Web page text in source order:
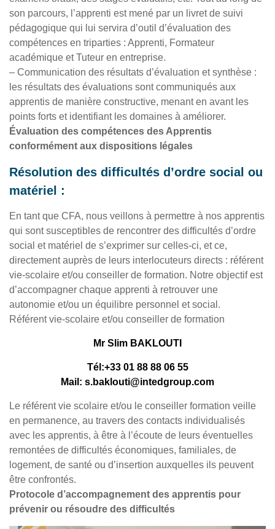
son parcours, l’apprenti est mené par un livret de suivi
pédagogique qui lui servira d’outil d’évaluation des
compétences en triparties : Apprenti, Formateur
académique et Tuteur en entreprise.
– Communication des résultats d’évaluation et synthèse :
les résultats des évaluations sont communiqués aux
apprentis de manière constructive, menant en avant les
points forts et identifiant les domaines à améliorer.
Évaluation des compétences des Apprentis
conformément aux dispositions légales
Résolution des difficultés d’ordre social ou
matériel :
En tant que CFA, nous veillons à permettre à nos apprentis
qui sont susceptibles de rencontrer des difficultés d’ordre
social et matériel de s’exprimer sur celles-ci, et ce,
directement auprès de leurs interlocuteurs directs : référent
vie-scolaire et/ou conseiller de formation. Notre objectif est
d’accompagner chaque apprenti à retrouver une
autonomie et/ou un équilibre personnel et social.
Référent vie-scolaire et/ou conseiller de formation
Mr Slim BAKLOUTI
Tél:+33 01 88 88 06 55
Mail: s.baklouti@intedgroup.com
Le référent vie scolaire et/ou le conseiller formation veille
en permanence, au travers des contacts individualisés
avec les apprentis, à être à l’écoute de leurs éventuelles
remontées de difficultés économiques, familiales, de
logement, de santé ou d’insertion auxquelles ils peuvent
être confrontés.
Protocole d’accompagnement des apprentis pour
prévenir ou résoudre des difficultés